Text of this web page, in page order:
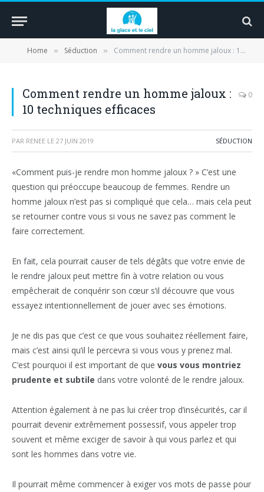
Home » Séduction » Comment rendre un homme jaloux : 10 techniques efficaces
Comment rendre un homme jaloux :
10 techniques efficaces
0
PAR RENEE LE 27 JUIN 2019 SÉDUCTION
«Comment puis-je rendre mon homme jaloux ? » C’est une
question qui préoccupe beaucoup de femmes. Rendre un
homme jaloux n’est pas si compliqué que cela… mais cela peut
se retourner contre vous si vous ne savez pas comment le
faire correctement.
En fait, cela pourrait causer de tels dégâts que votre envie de
le rendre jaloux peut mettre fin à votre relation ou vous
empêcherait de conquérir son cœur s’il découvre que vous
essayez intentionnellement de jouer avec ses émotions.
Je ne dis pas que c’est ce que vous souhaitez réellement faire,
mais c’est ainsi qu’il le percevra si vous vous y prenez mal.
C’est pourquoi il est important de que vous vous montriez
prudente et subtile dans votre volonté de le rendre jaloux.
Attention également à ne pas lui créer trop d’insécurités, car il
pourrait devenir extrêmement possessif, vous appeler trop
souvent et même exciger de savoir à qui vous parlez et qui
sont les hommes dans votre vie.
Il pourrait même commencer à exiger vos mots de passe pour